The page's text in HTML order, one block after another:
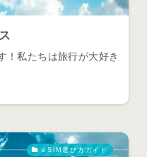
！私たちは旅行が大好き
eSIM選び方ガイド